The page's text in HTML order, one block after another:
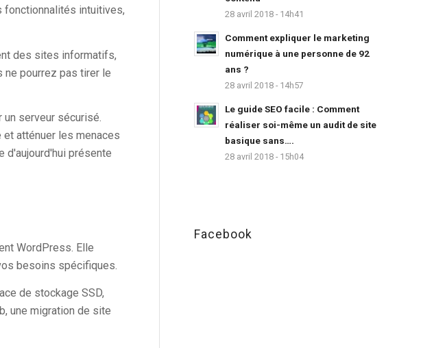
intuitives,
des sites informatifs,
pourrez pas tirer le
un serveur sécurisé.
atténuer les menaces
d'aujourd'hui présente
WordPress. Elle
besoins spécifiques.
de stockage SSD,
une migration de site
28 avril 2018 - 14h41
Comment expliquer le marketing
numérique à une personne de 92
ans ?
28 avril 2018 - 14h57
Le guide SEO facile : Comment
réaliser soi-même un audit de site
basique sans….
28 avril 2018 - 15h04
Facebook